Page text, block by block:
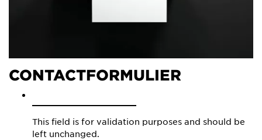
CONTACTFORMULIER
This field is for validation purposes and should be
left unchanged.